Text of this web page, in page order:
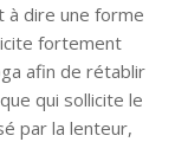
à dire une forme
fortement
afin de rétablir
qui sollicite le
par la lenteur,